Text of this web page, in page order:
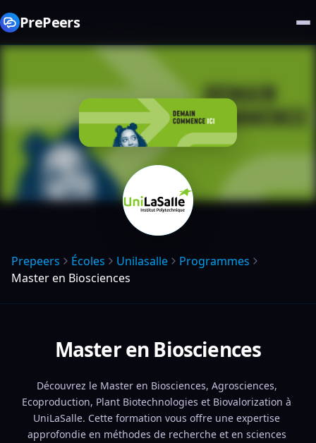
PrePeers
Prepeers Écoles Unilasalle
Programmes
Master en Biosciences
Master en Biosciences
Découvrez le Master en Biosciences, Agrosciences,
Ecoproduction, Plant Biotechnologies et Biovalorization à
UniLaSalle. Cette formation vous offre une expertise
approfondie en méthodes de recherche et en sciences